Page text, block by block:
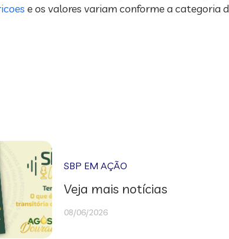
e os valores variam conforme a categoria
SBP EM AÇÃO
Veja mais notícias
08/06/2026